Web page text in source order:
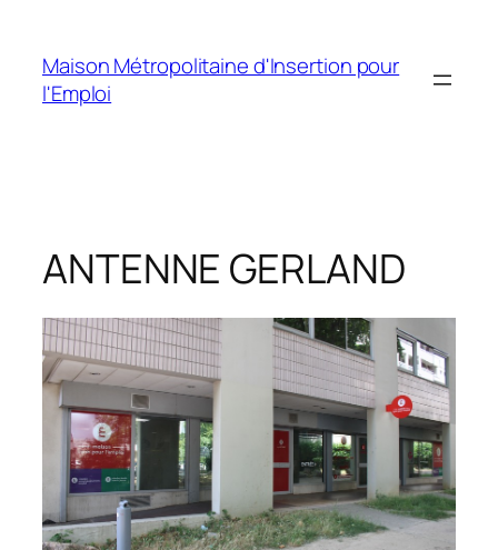
contenu
Maison Métropolitaine d'Insertion pour
l'Emploi
ANTENNE GERLAND